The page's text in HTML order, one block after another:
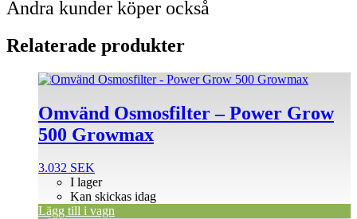
Andra kunder köper också
Relaterade produkter
Omvänd Osmosfilter – Power Grow
500 Growmax
3.032 SEK
I lager
Kan skickas idag
Lägg till i vagn